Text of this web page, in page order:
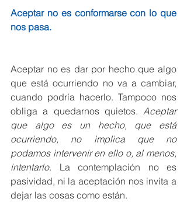
Aceptar no es conformarse con lo que
nos pasa.
Aceptar no es dar por hecho que algo
que está ocurriendo no va a cambiar,
cuando podría hacerlo. Tampoco nos
obliga a quedarnos quietos. Aceptar
que algo es un hecho, que está
ocurriendo, no implica que no
podamos intervenir en ello o, al menos,
intentarlo. La contemplación no es
pasividad, ni la aceptación nos invita a
dejar las cosas como están.